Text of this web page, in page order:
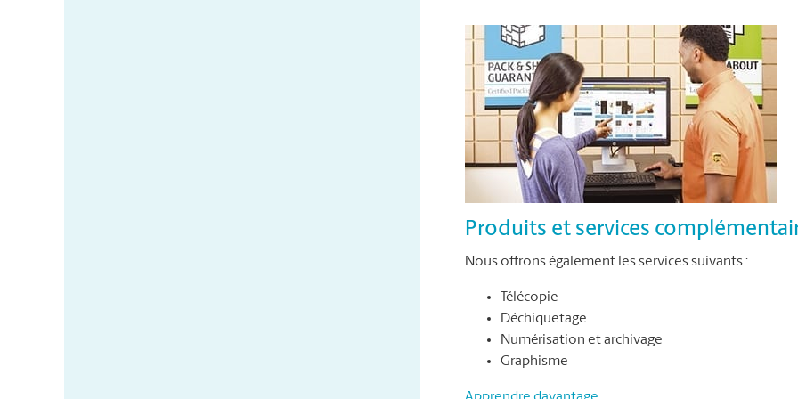
Produits et services
Nous offrons également les services suivants :
Télécopie
Déchiquetage
Numérisation et archivage
Graphisme